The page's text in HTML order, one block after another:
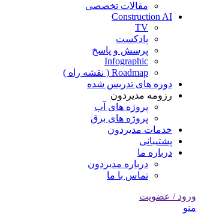
مقالات تخصصی
Construction AI
TV
پادکست
پرسش و پاسخ
Infographic
Roadmap ( نقشه راه )
دوره های تدریس شده
رزومه مدیردون
پروژه های آب
پروژه های برق
خدمات مدیردون
پشتیبانی
درباره ما
درباره مدیردون
تماس با ما
ورود / عضویت
منو